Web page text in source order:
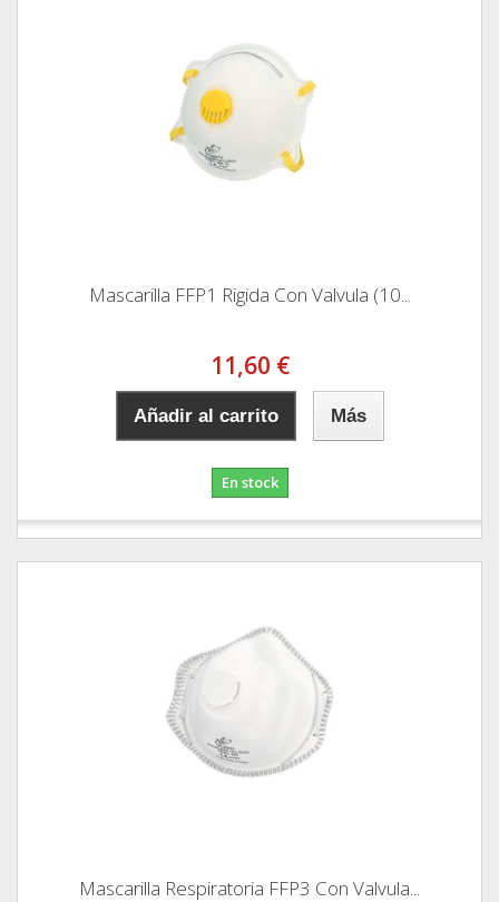
Mascarilla FFP1 Rigida Con Valvula (10...
11,60 €
Añadir al carrito Más
En stock
Mascarilla Respiratoria FFP3 Con Valvula...